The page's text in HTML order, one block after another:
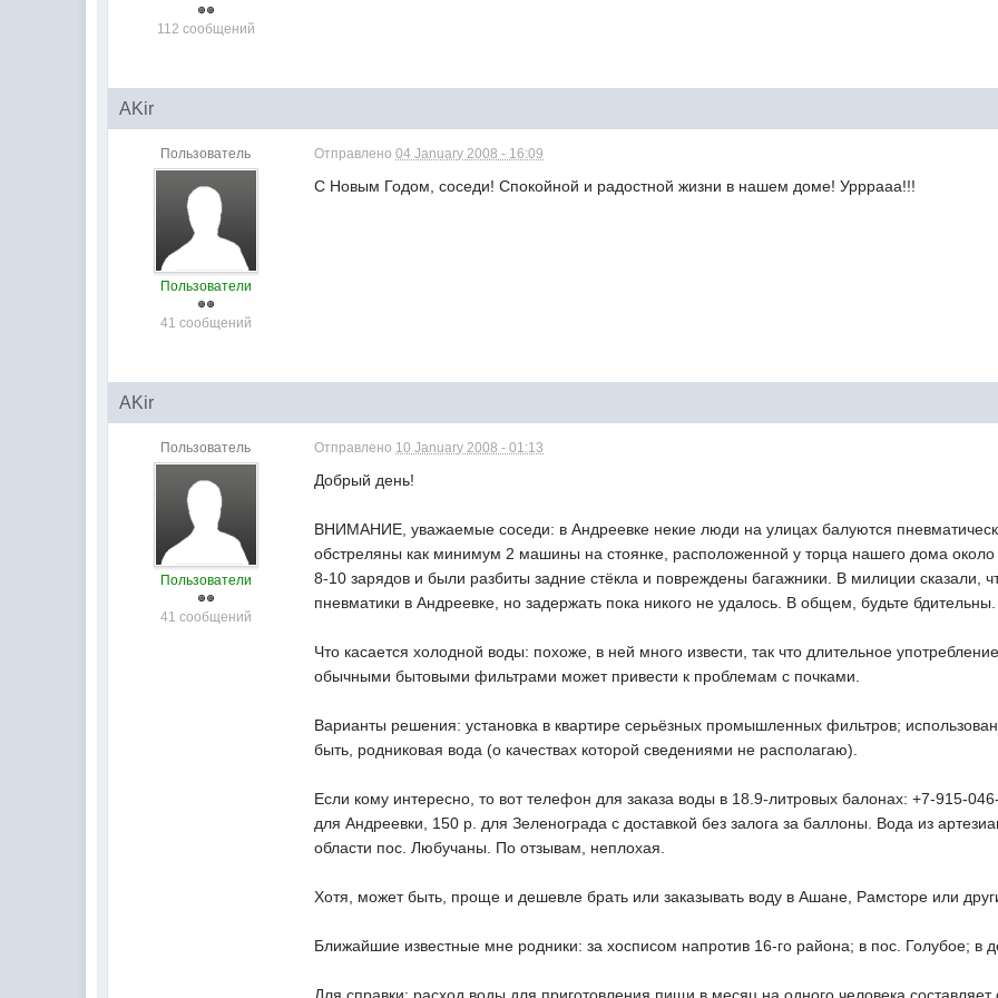
112 сообщений
AKir
Пользователь
Пользователи
41 сообщений
Отправлено04 January 2008 - 16:09
С Новым Годом, соседи! Спокойной и радостной жизни в нашем доме! Урррааа!!!
AKir
Пользователь
Пользователи
41 сообщений
Отправлено 10 January 2008 - 01:13
Добрый день!
ВНИМАНИЕ, уважаемые соседи: в Андреевке некие люди на улицах балуются
обстреляны как минимум 2 машины на стоянке, расположенной у торца нашего дома
8-10 зарядов и были разбиты задние стёкла и повреждены багажники. В милиции сказали,
пневматики в Андреевке, но задержать пока никого не удалось. В общем, будьте бдительны.
Что касается холодной воды: похоже, в ней много извести, так что длительное
обычными бытовыми фильтрами может привести к проблемам с почками.
Варианты решения: установка в квартире серьёзных промышленных фильтров;
быть, родниковая вода (о качествах которой сведениями не располагаю).
Если кому интересно, то вот телефон для заказа воды в 18.9-литровых балонах: +7-915-
для Андреевки, 150 р. для Зеленограда с доставкой без залога за баллоны. Вода из
области пос. Любучаны. По отзывам, неплохая.
Хотя, может быть, проще и дешевле брать или заказывать воду в Ашане, Рамсторе или
Ближайшие известные мне родники: за хосписом напротив 16-го района; в пос. Голубое; в